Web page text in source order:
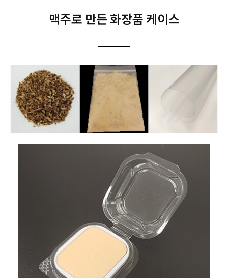
맥주로 만든 화장품 케이스